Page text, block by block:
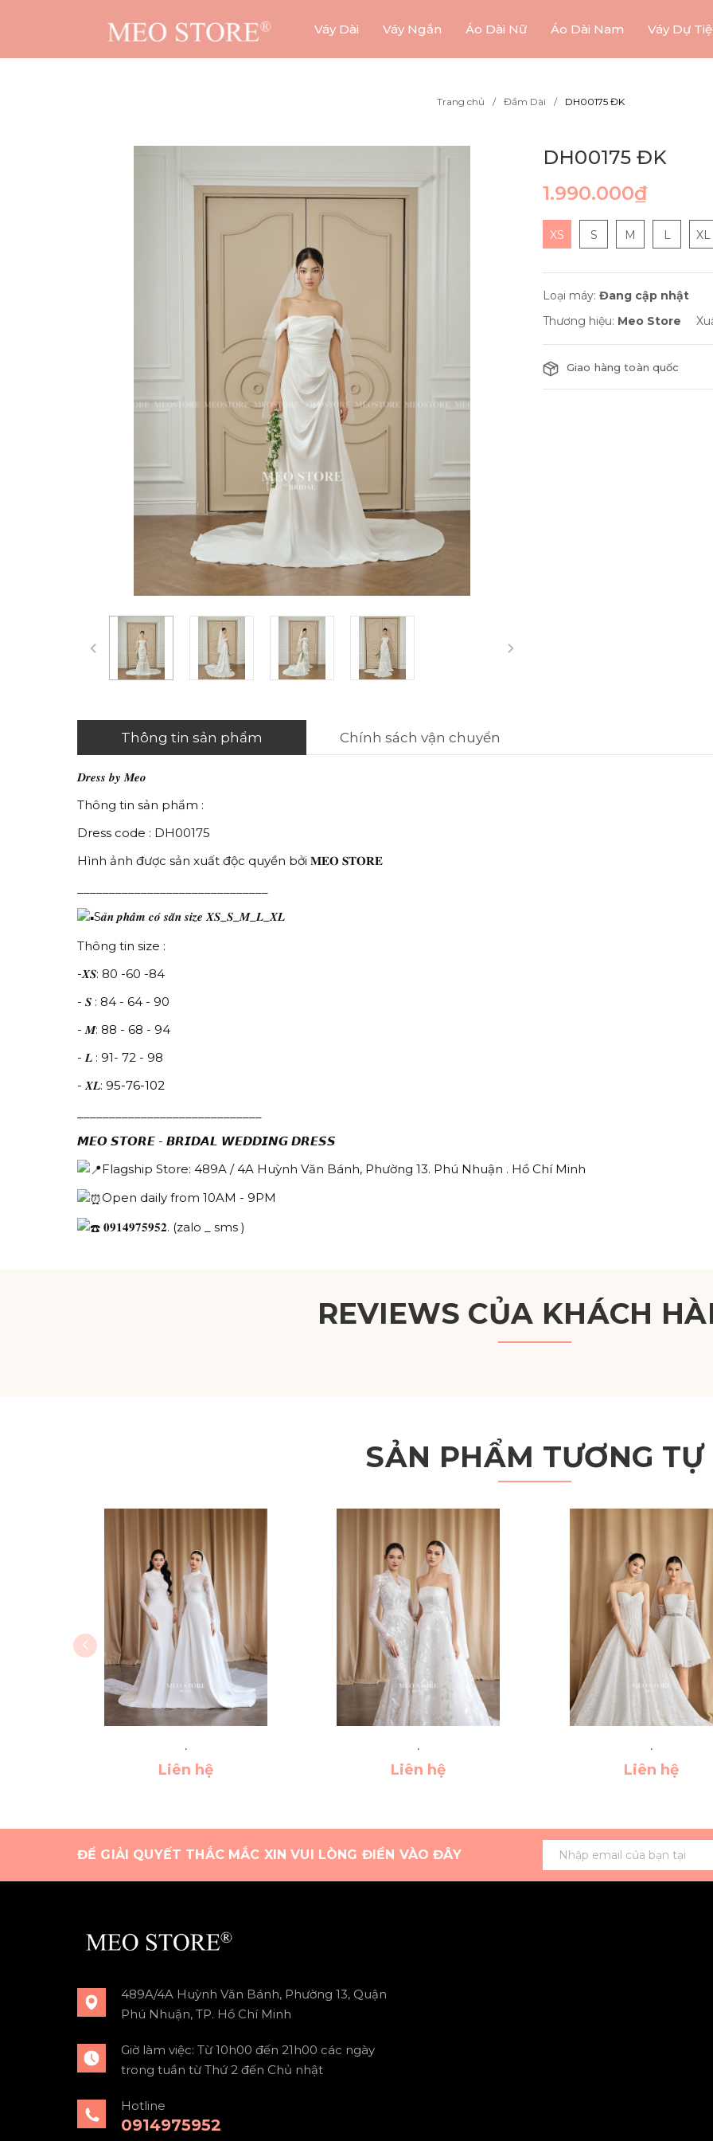
Váy Dài Váy Ngắn Áo Dài Nữ Áo Dài Nam Váy Dự
Trang chủ Đầm Dài DH00175 ĐK
DH00175 ĐK
1.990.000₫
XS S M L XL
Loại máy: Đang cập nhật
Thương hiệu: Meo Store
Giao hàng toàn quốc
Thông tin sản phẩm Chính sách vận chuyển
𝑫𝒓𝒆𝒔𝒔 𝒃𝒚 𝑴𝒆𝒐
Thông tin sản phẩm :
Dress code : DH00175
Hình ảnh được sản xuất độc quyền bởi 𝐌𝐄𝐎 𝐒𝐓𝐎𝐑𝐄
S𝒂̉𝒏 𝒑𝒉𝒂̂̉𝒎 𝒄𝒐́ 𝒔𝒂̆̃𝒏 𝒔𝒊𝒛𝒆 𝑿𝑺_𝑺_𝑴_𝑳_𝑿𝑳
Thông tin size :
-𝑿𝑺: 80 -60 -84
- 𝑺 : 84 - 64 - 90
- 𝑴: 88 - 68 - 94
- 𝑳 : 91- 72 - 98
- 𝑿𝑳: 95-76-102
𝙈𝙀𝙊 𝙎𝙏𝙊𝙍𝙀 - 𝘽𝙍𝙄𝘿𝘼𝙇 𝙒𝙀𝘿𝘿𝙄𝙉𝙂 𝘿𝙍𝙀𝙎𝙎
Flagship Store: 489A / 4A Huỳnh Văn Bánh, Phường 13. Phú Nhuận . Hồ Chí Minh
Open daily from 10AM - 9PM
𝟎𝟗𝟏𝟒𝟗𝟕𝟓𝟗𝟓𝟐. (zalo _ sms )
REVIEWS CỦA KHÁCH
SẢN PHẨM TƯƠNG TỰ
.
Liên hệ
.
Liên hệ
.
Liên hệ
ĐỂ GIẢI QUYẾT THẮC MẮC XIN VUI LÒNG ĐIỀN VÀO ĐÂY
489A/4A Huỳnh Văn Bánh, Phường 13, Quận
Phú Nhuận, TP. Hồ Chí Minh
Giờ làm việc: Từ 10h00 đến 21h00 các ngày
trong tuần từ Thứ 2 đến Chủ nhật
Hotline
0914975952